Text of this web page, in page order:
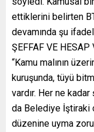
ettiklerini belirten
devamında şu
ŞEFFAF VE HESAP
“Kamu malının
kuruşunda, tüyü
vardır. Her ne
da Belediye İştiraki
düzenine uyma